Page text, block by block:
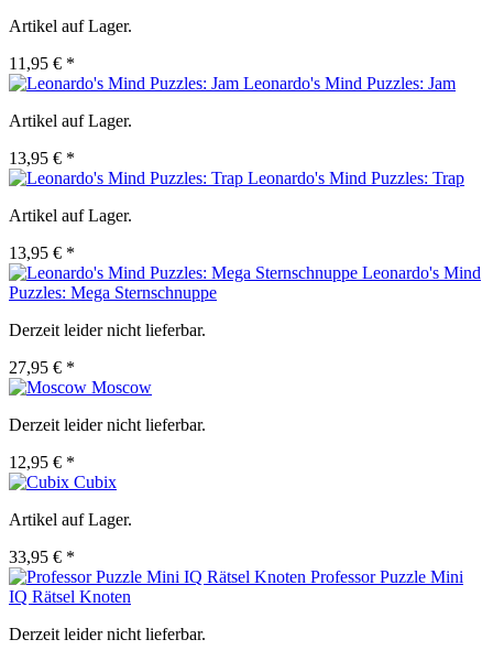
Artikel auf Lager.
11,95 € *
Leonardo's Mind Puzzles: Jam
Artikel auf Lager.
13,95 € *
Leonardo's Mind Puzzles: Trap
Artikel auf Lager.
13,95 € *
Leonardo's Mind
Puzzles: Mega Sternschnuppe
Derzeit leider nicht lieferbar.
27,95 € *
Moscow
Derzeit leider nicht lieferbar.
12,95 € *
Cubix
Artikel auf Lager.
33,95 € *
Professor Puzzle Mini
IQ Rätsel Knoten
Derzeit leider nicht lieferbar.